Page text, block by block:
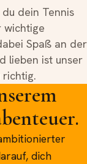
dein Tennis
wichtige
Spaß an der
lieben ist unser
richtig.
dich